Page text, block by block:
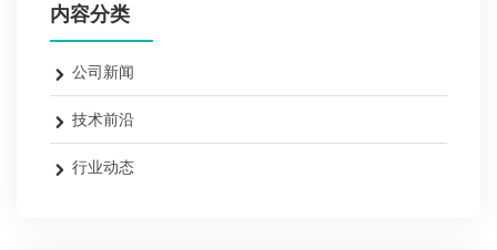
内容分类
公司新闻
技术前沿
行业动态